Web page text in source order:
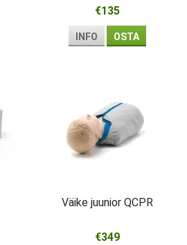
€135
INFO OSTA
Väike juunior QCPR
€349